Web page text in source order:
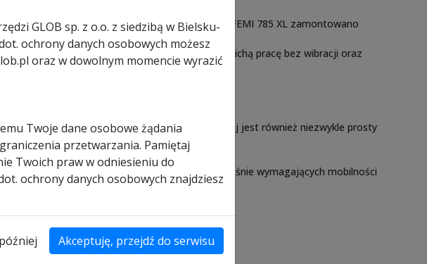
GLOB sp. z o.o. z siedzibą w Bielsku-
ochrony danych osobowych możesz
oraz w dowolnym momencie wyrazić
Twoje dane osobowe żądania
przetwarzania. Pamiętaj
Twoich praw w odniesieniu do
ochrony danych osobowych znajdziesz
Akceptuję, przejdź do serwisu
na odkształcenia blachy stalowej.
jeszcze łatwiejszym w podstawie przecinarki FEMI 785 XL zamontowano
łożysk kulowych co gwarantuje dokładną i cichą pracę bez wibracji oraz
materiału.
przecinarki. Sam proces wymiany taśmy tnącej jest również niezwykle prosty
urządzenia, duży zakres cięcia, ale jednocześnie wymagających mobilności